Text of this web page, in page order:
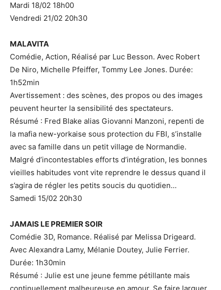
Mardi 18/02 18h00
Vendredi 21/02 20h30
MALAVITA
Comédie, Action, Réalisé par Luc Besson. Avec Robert
De Niro, Michelle Pfeiffer, Tommy Lee Jones. Durée:
1h52min
Avertissement : des scènes, des propos ou des images
peuvent heurter la sensibilité des spectateurs.
Résumé : Fred Blake alias Giovanni Manzoni, repenti de
la mafia new-yorkaise sous protection du FBI, s’installe
avec sa famille dans un petit village de Normandie.
Malgré d’incontestables efforts d’intégration, les bonnes
vieilles habitudes vont vite reprendre le dessus quand il
s’agira de régler les petits soucis du quotidien…
Samedi 15/02 20h30
JAMAIS LE PREMIER SOIR
Comédie 3D, Romance. Réalisé par Melissa Drigeard.
Avec Alexandra Lamy, Mélanie Doutey, Julie Ferrier.
Durée: 1h30min
Résumé : Julie est une jeune femme pétillante mais